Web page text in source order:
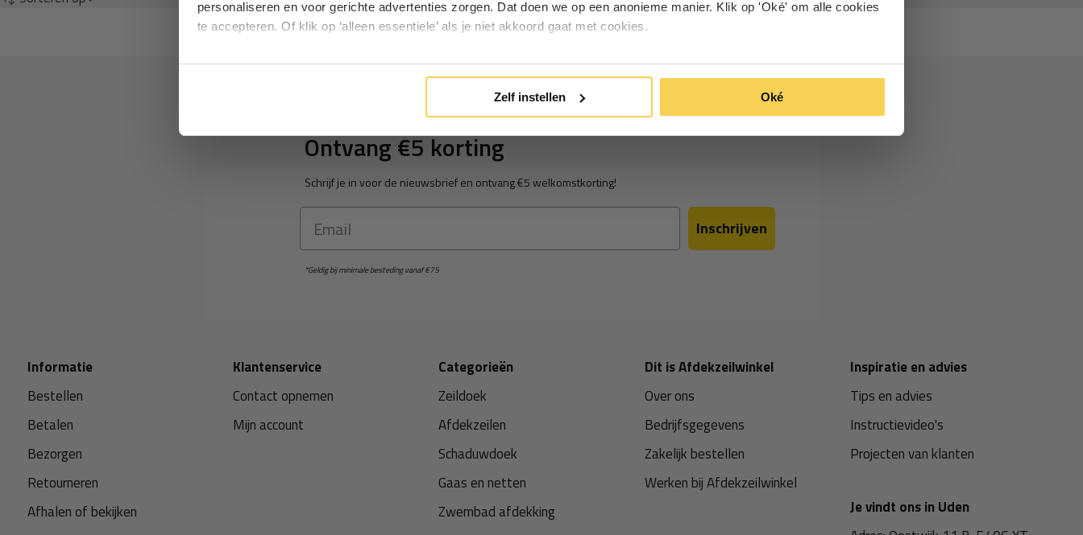
personaliseren en voor gerichte advertenties zorgen. Dat doen we op een anonieme manier. Klik op 'Oké' om alle cookies
te accepteren. Of klik op ‘alleen essentiele’ als je niet akkoord gaat met cookies.
Zelf instellen Oké
Ontvang €5 korting
Schrijf je in voor de nieuwsbrief en ontvang €5 welkomstkorting!
Email Inschrijven
*Geldig bij minimale besteding vanaf €75
Informatie
Bestellen
Betalen
Bezorgen
Retourneren
Afhalen of bekijken
Klantenservice
Contact opnemen
Mijn account
Categorieën
Zeildoek
Afdekzeilen
Schaduwdoek
Gaas en netten
Zwembad afdekking
Dit is Afdekzeilwinkel
Over ons
Bedrijfsgegevens
Zakelijk bestellen
Werken bij Afdekzeilwinkel
Inspiratie en advies
Tips en advies
Instructievideo's
Projecten van klanten
Je vindt ons in Uden
Inschrijven